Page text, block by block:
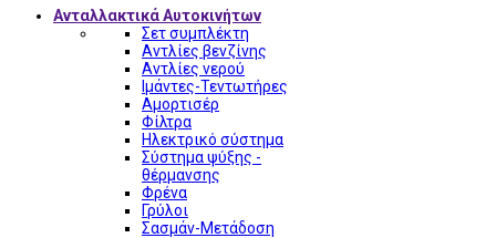
Ανταλλακτικά Αυτοκινήτων
Σετ συμπλέκτη
Αντλίες βενζίνης
Αντλίες νερού
Ιμάντες-Τεντωτήρες
Αμορτισέρ
Φίλτρα
Ηλεκτρικό σύστημα
Σύστημα ψύξης -
θέρμανσης
Φρένα
Γρύλοι
Σασμάν-Μετάδοση